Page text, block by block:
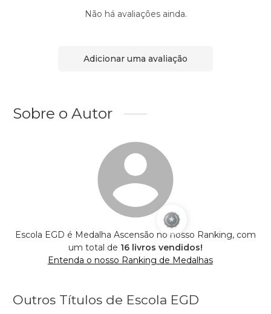
Não há avaliações ainda.
Adicionar uma avaliação
Sobre o Autor
Escola EGD é Medalha Ascensão no nosso Ranking, com
um total de 16 livros vendidos!
Entenda o nosso Ranking de Medalhas
Outros Títulos de Escola EGD